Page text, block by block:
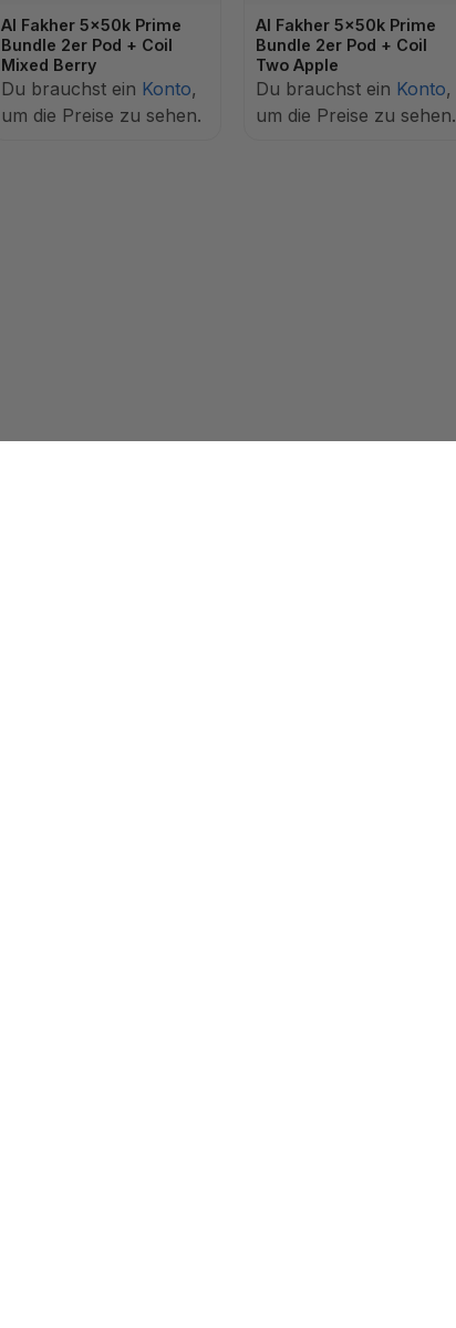
Al Fakher 5x50k Prime
Bundle 2er Pod + Coil
Mixed Berry
Du brauchst ein Konto,
um die Preise zu sehen.
Al Fakher 5x50k Prime
Bundle 2er Pod + Coil
Two Apple
Du brauchst ein Konto,
um die Preise zu sehen.